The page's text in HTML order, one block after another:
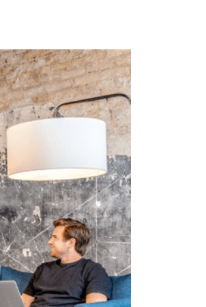
Automatisez et sécurisez vos échanges
avec DEX
API Management
Gouvernez, connectez et sécurisez vos
interfaces
Master Data Management
Centralisez et fiabilisez vos données de
référence
EDI et E-Invoicing